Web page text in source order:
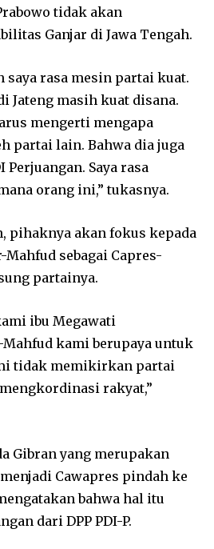
tidak akan
Ganjar di Jawa Tengah.
saya rasa mesin partai kuat.
Jateng masih kuat disana.
mengerti mengapa
partai lain. Bahwa dia juga
Perjuangan. Saya rasa
orang ini,” tukasnya.
pihaknya akan fokus kepada
Mahfud sebagai Capres-
partainya.
ibu Megawati
kami berupaya untuk
tidak memikirkan partai
rakyat,”
Gibran yang merupakan
Cawapres pindah ke
bahwa hal itu
dari DPP PDI-P.